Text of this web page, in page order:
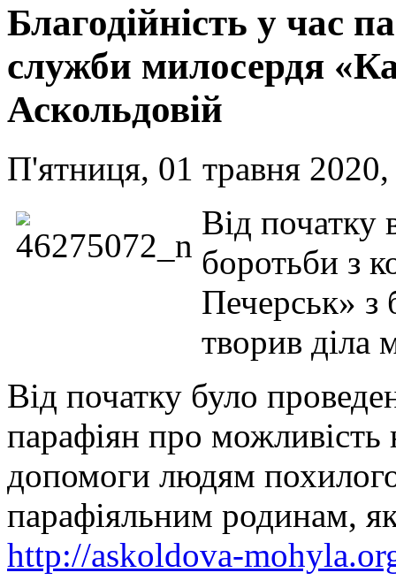
Благодійність у час
служби милосердя
Аскольдовій
П'ятниця, 01 травня
Від початку
боротьби з
Печерськ» з
творив діла
Від початку було
парафіян про можливість
допомоги людям
парафіяльним родинам,
http://askoldova-